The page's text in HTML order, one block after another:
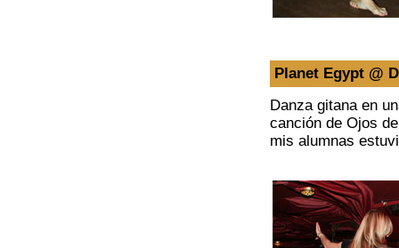
Planet Egypt @
Danza gitana en
canción de Ojos
mis alumnas